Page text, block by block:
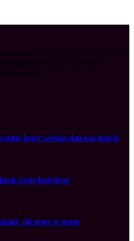
beter werken dan een etentje
grote bedrijven
dit moet je weten